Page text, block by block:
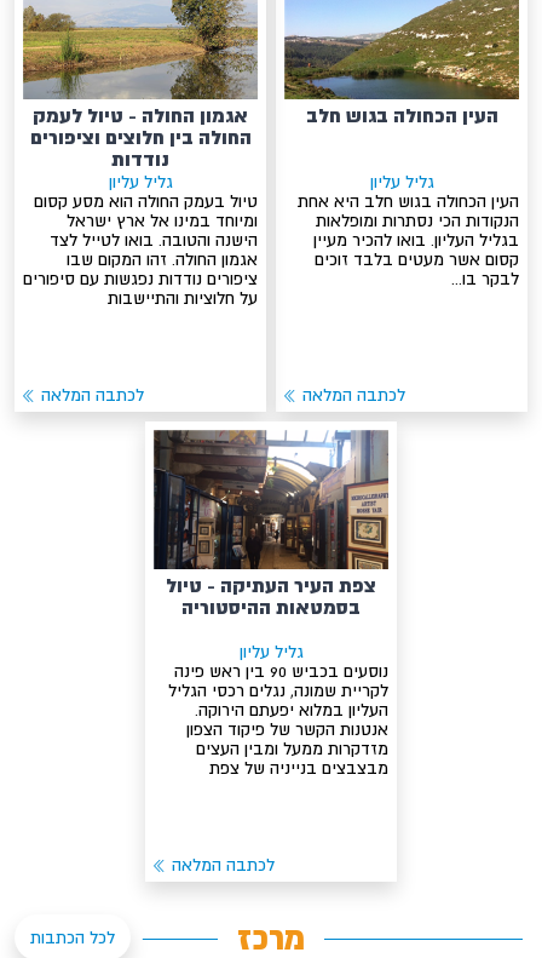
העין הכחולה בגוש חלב
גליל עליון
העין הכחולה בגוש חלב היא אחת
הנקודות הכי נסתרות ומופלאות
בגליל העליון. בואו להכיר מעיין
קסום אשר מעטים בלבד זוכים
לבקר בו...
לכתבה המלאה
אגמון החולה - טיול לעמק
החולה בין חלוצים וציפורים
נודדות
גליל עליון
טיול בעמק החולה הוא מסע קסום
ומיוחד במינו אל ארץ ישראל
הישנה והטובה. בואו לטייל לצד
אגמון החולה. זהו המקום שבו
ציפורים נודדות נפגשות עם סיפורים
על חלוציות והתיישבות
לכתבה המלאה
צפת העיר העתיקה - טיול
בסמטאות ההיסטוריה
גליל עליון
נוסעים בכביש 90 בין ראש פינה
לקריית שמונה, נגלים רכסי הגליל
העליון במלוא יפעתם הירוקה.
אנטנות הקשר של פיקוד הצפון
מזדקרות ממעל ומבין העצים
מבצבצים בנייניה של צפת
לכתבה המלאה
מרכז לכל הכתבות